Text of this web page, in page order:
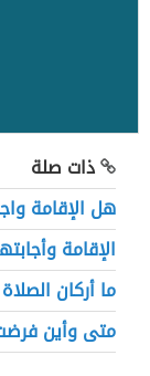
ذات صلة
هل الإقامة
الإقامة
ما أركان
متى وأين